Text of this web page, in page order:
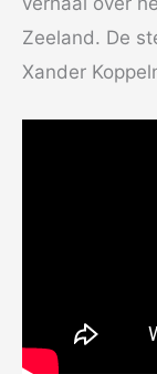
Zeeland. De
Xander